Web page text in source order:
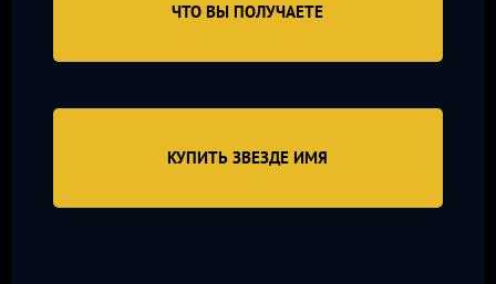
ЧТО ВЫ ПОЛУЧАЕТЕ
КУПИТЬ ЗВЕЗДЕ ИМЯ